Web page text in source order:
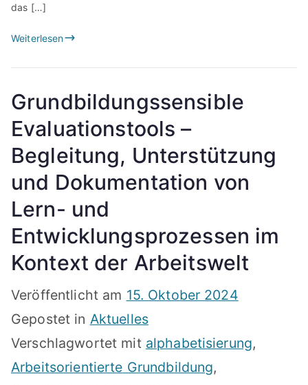
das […]
Weiterlesen
Grundbildungssensible
Evaluationstools –
Begleitung, Unterstützung
und Dokumentation von
Lern- und
Entwicklungsprozessen im
Kontext der Arbeitswelt
Veröffentlicht am 15. Oktober 2024
Gepostet in Aktuelles
Verschlagwortet mit alphabetisierung,
Arbeitsorientierte Grundbildung,